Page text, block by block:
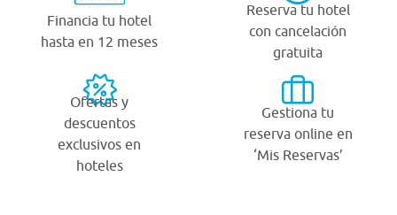
Financia tu hotel
hasta en 12 meses
Reserva tu hotel
con cancelación
gratuita
Ofertas y
descuentos
exclusivos en
hoteles
Gestiona tu
reserva online en
‘Mis Reservas’